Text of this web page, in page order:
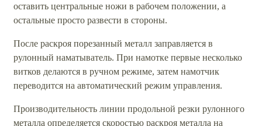
оставить центральные ножи в рабочем положении, а
остальные просто развести в стороны.
После раскроя порезанный металл заправляется в
рулонный наматыватель. При намотке первые несколько
витков делаются в ручном режиме, затем намотчик
переводится на автоматический режим управления.
Производительность линии продольной резки рулонного
металла определяется скоростью раскроя металла на